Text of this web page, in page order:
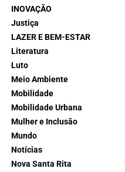
INOVAÇÃO
Justiça
LAZER E BEM-ESTAR
Literatura
Luto
Meio Ambiente
Mobilidade
Mobilidade Urbana
Mulher e Inclusão
Mundo
Notícias
Nova Santa Rita